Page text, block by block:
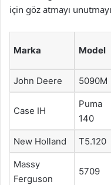
için göz atmayı
Marka Model
John Deere 5090M
Case IH
Puma
140
New Holland T5.120
Massy
Ferguson
5709